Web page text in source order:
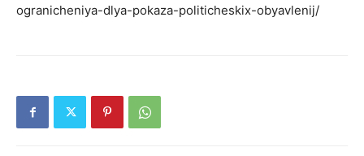
ogranicheniya-dlya-pokaza-politicheskix-obyavlenij/